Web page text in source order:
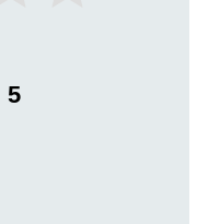
5